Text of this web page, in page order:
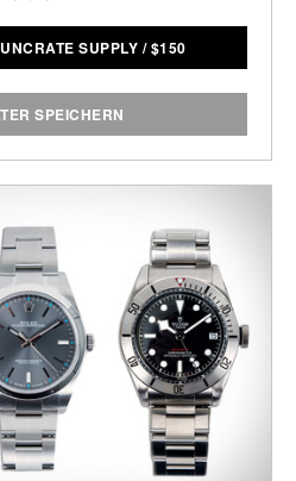
SUPPLY /$150
SPEICHERN